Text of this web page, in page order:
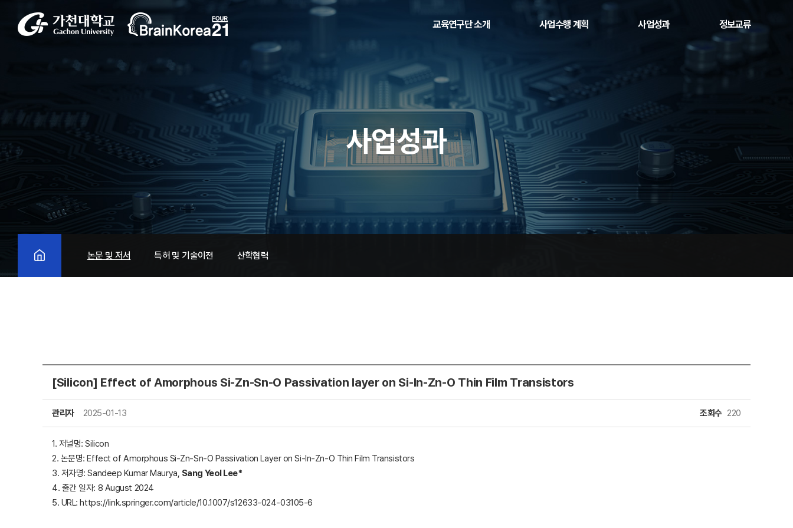
교육연구단 소개
비전 및 목표
조직도 및 참여교수
찾아오시는 길
사업수행 계획
과제 제안서
교육 부문
산학협력 부문
사업성과 정보교류
사업성과
논문 및 저서 특허 및 기술이전 산학협력
[Silicon] Effect of Amorphous Si-Zn-Sn-O Passivation layer on Si-In-Zn-O Thin Film Transistors
관리자 2025-01-13 조회수 220
1. 저널명: Silicon
2. 논문명: Effect of Amorphous Si-Zn-Sn-O Passivation Layer on Si-In-Zn-O Thin Film Transistors
3. 저자명: Sandeep Kumar Maurya, Sang Yeol Lee*
4. 출간 일자: 8 August 2024
5. URL: https://link.springer.com/article/10.1007/s12633-024-03105-6